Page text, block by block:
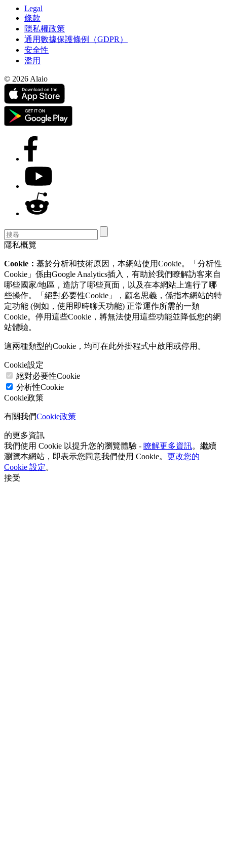
Legal
條款
隱私權政策
通用數據保護條例（GDPR）
安全性
濫用
© 2026 Alaio
隱私概覽
Cookie： 基於分析和技術原因，本網站使用Cookie。「分析性
Cookie」係由Google Analytics插入，有助於我們瞭解訪客來自
哪些國家/地區，造訪了哪些頁面，以及在本網站上進行了哪
些操作。「絕對必要性Cookie」，顧名思義，係指本網站的特
定功能 (例如，使用即時聊天功能) 正常運作所需的一類
Cookie。停用這些Cookie，將無法使用這些功能並降低您的網
站體驗。
這兩種類型的Cookie，均可在此外掛程式中啟用或停用。
Cookie設定
絕對必要性Cookie
分析性Cookie
Cookie政策
有關我們Cookie政策
的更多資訊
我們使用 Cookie 以提升您的瀏覽體驗 - 瞭解更多資訊。繼續
瀏覽本網站，即表示您同意我們使用 Cookie。 更改您的
Cookie 設定。
接受